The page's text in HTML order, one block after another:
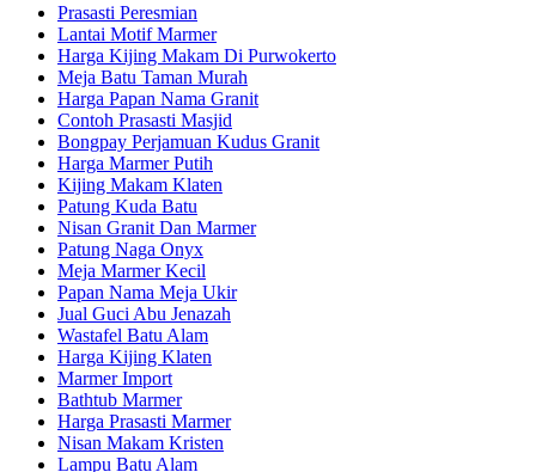
Prasasti Peresmian
Lantai Motif Marmer
Harga Kijing Makam Di Purwokerto
Meja Batu Taman Murah
Harga Papan Nama Granit
Contoh Prasasti Masjid
Bongpay Perjamuan Kudus Granit
Harga Marmer Putih
Kijing Makam Klaten
Patung Kuda Batu
Nisan Granit Dan Marmer
Patung Naga Onyx
Meja Marmer Kecil
Papan Nama Meja Ukir
Jual Guci Abu Jenazah
Wastafel Batu Alam
Harga Kijing Klaten
Marmer Import
Bathtub Marmer
Harga Prasasti Marmer
Nisan Makam Kristen
Lampu Batu Alam